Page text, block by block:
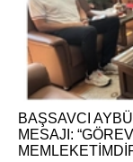
BAŞSAVCI
MESAJI: